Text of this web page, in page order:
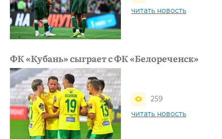
читать новость
ФК «Кубань» сыграет с ФК «Белореченск»
259
читать новость